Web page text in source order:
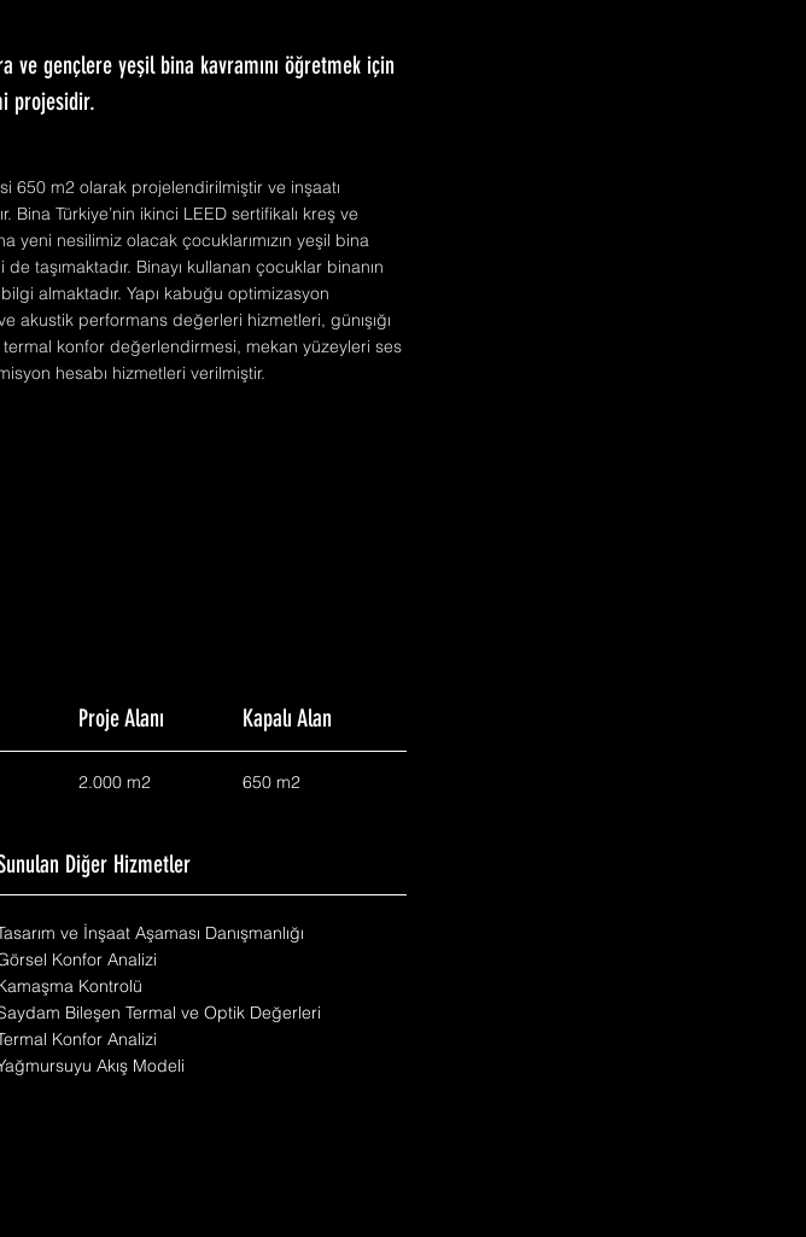
ve gençlere yeşil bina kavramını öğretmek için
projesidir.
650 m2 olarak projelendirilmiştir ve inşaatı
Bina Türkiye’nin ikinci LEED sertifikalı kreş ve
yeni nesilimiz olacak çocuklarımızın yeşil bina
taşımaktadır. Binayı kullanan çocuklar binanın
almaktadır. Yapı kabuğu optimizasyon
akustik performans değerleri hizmetleri, günışığı
konfor değerlendirmesi, mekan yüzeyleri ses
hesabı hizmetleri verilmiştir.
Proje Alanı Kapalı Alan
2.000 m2 650 m2
Diğer Hizmetler
ve İnşaat Aşaması Danışmanlığı
Konfor Analizi
Kontrolü
Bileşen Termal ve Optik Değerleri
Konfor Analizi
Akış Modeli